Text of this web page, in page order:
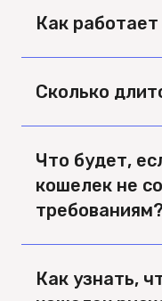
Как
Сколько
Что будет,
кошелек не
требованиям?
Как узнать,